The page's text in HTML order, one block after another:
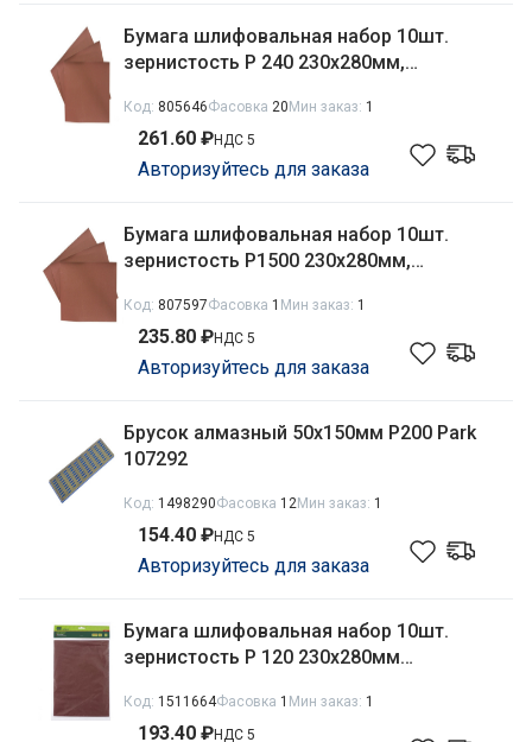
Бумага шлифовальная набор 10шт.
зернистость Р 240 230х280мм,
Код: 805646Фасовка 20 Мин заказ: 1
261.60 ₽НДС 5
Авторизуйтесь для заказа
Бумага шлифовальная набор 10шт.
зернистость Р1500 230х280мм,
Код: 807597Фасовка 1 Мин заказ: 1
235.80 ₽НДС 5
Авторизуйтесь для заказа
Брусок алмазный 50х150мм P200 Park
107292
Код: 1498290Фасовка 12Мин заказ: 1
154.40 ₽НДС 5
Авторизуйтесь для заказа
Бумага шлифовальная набор 10шт.
зернистость Р 120 230х280мм
Код: 1511664Фасовка 1 Мин заказ: 1
193.40 ₽НДС 5